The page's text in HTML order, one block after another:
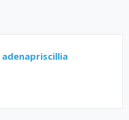
adenapriscillia